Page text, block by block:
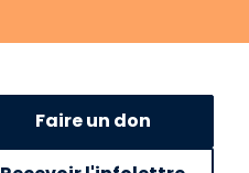
Faire un don